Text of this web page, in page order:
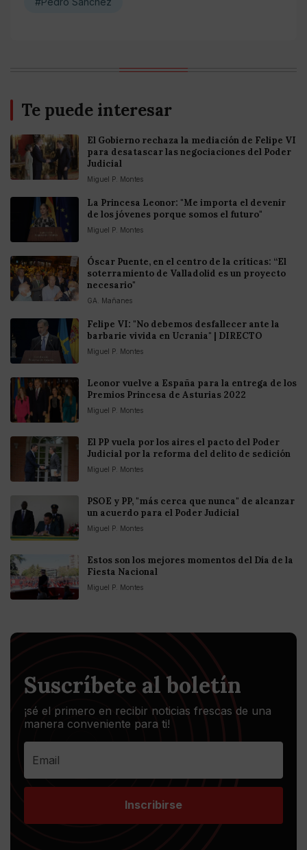
Te puede interesar
El Gobierno rechaza la mediación de Felipe VI
para desatascar las negociaciones del Poder
Judicial
Miguel P. Montes
La Princesa Leonor: "Me importa el devenir
de los jóvenes porque somos el futuro"
Miguel P. Montes
Óscar Puente, en el centro de la críticas: “El
soterramiento de Valladolid es un proyecto
necesario"
GA. Mañanes
Felipe VI: "No debemos desfallecer ante la
barbarie vivida en Ucrania" | DIRECTO
Miguel P. Montes
Leonor vuelve a España para la entrega de los
Premios Princesa de Asturias 2022
Miguel P. Montes
El PP vuela por los aires el pacto del Poder
Judicial por la reforma del delito de sedición
Miguel P. Montes
PSOE y PP, "más cerca que nunca" de alcanzar
un acuerdo para el Poder Judicial
Miguel P. Montes
Estos son los mejores momentos del Día de la
Fiesta Nacional
Miguel P. Montes
Suscríbete al boletín
¡sé el primero en recibir noticias frescas de una
manera conveniente para ti!
Inscribirse